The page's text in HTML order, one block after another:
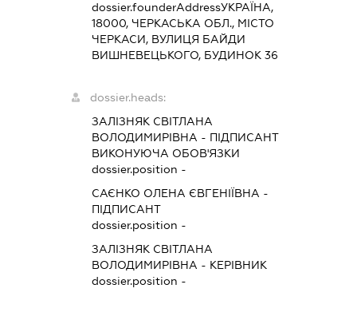
dossier.founderAddressУКРАЇНА,
18000, ЧЕРКАСЬКА ОБЛ., МІСТО
ЧЕРКАСИ, ВУЛИЦЯ БАЙДИ
ВИШНЕВЕЦЬКОГО, БУДИНОК 36
dossier.heads:
ЗАЛІЗНЯК СВІТЛАНА
ВОЛОДИМИРІВНА - ПІДПИСАНТ
ВИКОНУЮЧА ОБОВ'ЯЗКИ
dossier.position -
САЄНКО ОЛЕНА ЄВГЕНІЇВНА -
ПІДПИСАНТ
dossier.position -
ЗАЛІЗНЯК СВІТЛАНА
ВОЛОДИМИРІВНА - КЕРІВНИК
dossier.position -